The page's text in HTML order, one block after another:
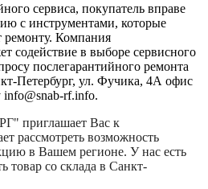
сервиса, покупатель вправе
с инструментами, которые
ремонту. Компания
в выборе сервисного
послегарантийного ремонта
Петербург, ул. Фучика, 4А офис
rf.info.
приглашает Вас к
рассмотреть возможность
в Вашем регионе. У нас есть
товар со склада в Санкт-